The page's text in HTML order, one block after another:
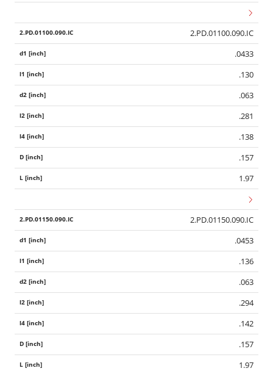
2.PD.01100.090.IC
.0433
.130
.063
.281
.138
.157
1.97
2.PD.01150.090.IC
.0453
.136
.063
.294
.142
.157
1.97